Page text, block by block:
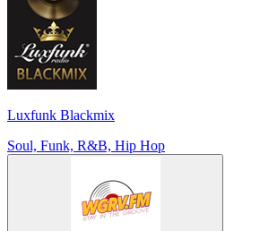
Luxfunk Blackmix
Soul, Funk, R&B, Hip Hop